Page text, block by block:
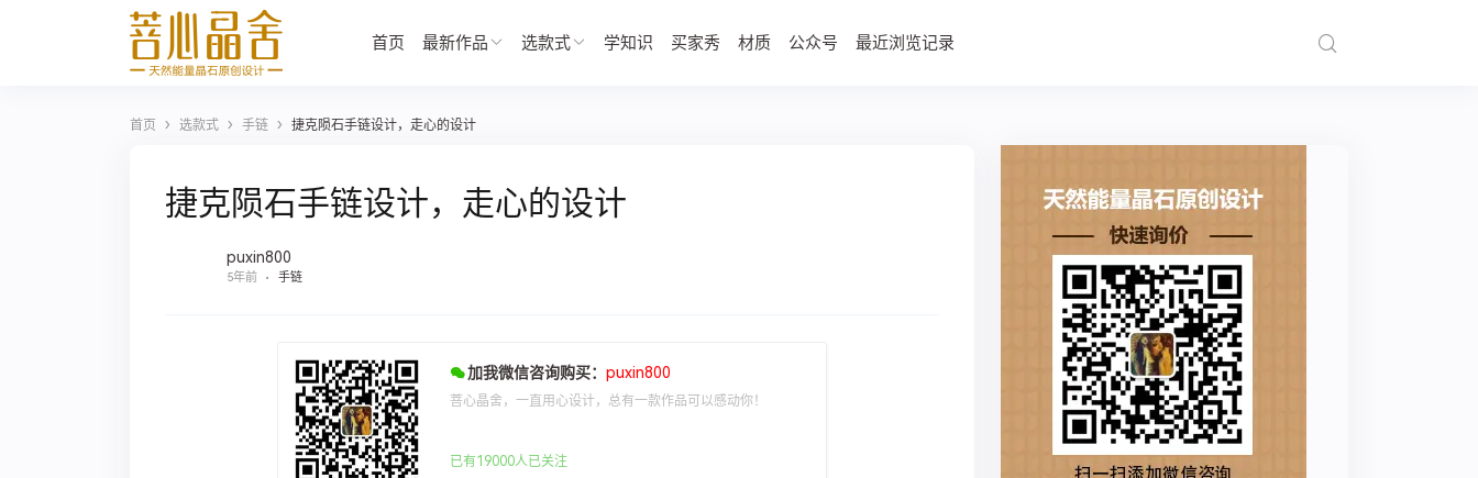
首页 最新作品 选款式 学知识 买家秀 材质 公众号 最近浏览记录
首页 › 选款式 › 手链 › 捷克陨石手链设计，走心的设计
捷克陨石手链设计，走心的设计
puxin800
5年前 手链
加我微信咨询购买： puxin800
菩心晶舍，一直用心设计，总有一款作品可以感动你！
已有19000人已关注